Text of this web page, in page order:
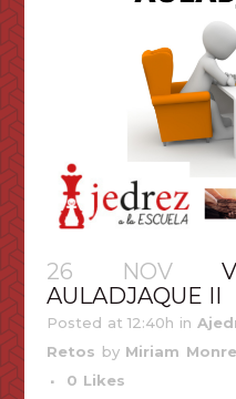
26 NOV
AULADJAQUE II
Posted at 12:40h in
Retos by Miriam
0 Likes